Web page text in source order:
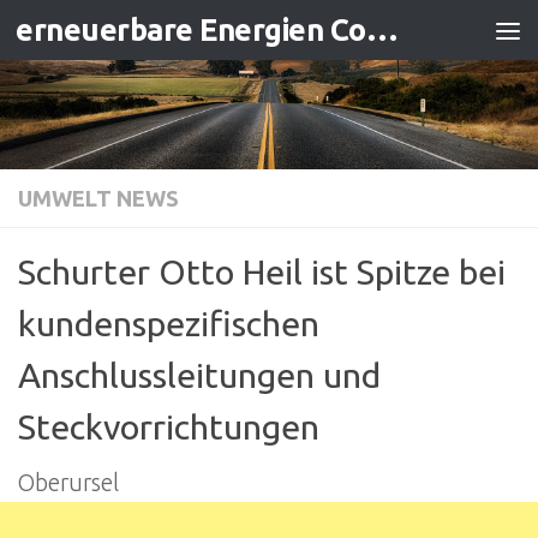
Zum Inhalt springen erneuerbare Energien Contracting
UMWELT NEWS
Schurter Otto Heil ist Spitze bei
kundenspezifischen
Anschlussleitungen und
Steckvorrichtungen
Oberursel